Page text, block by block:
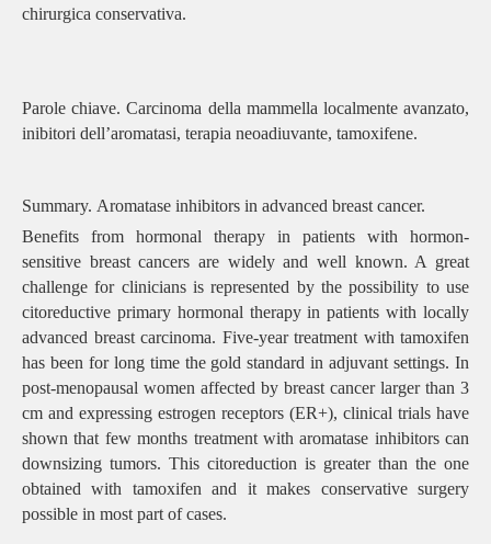
chirurgica conservativa.
Parole chiave. Carcinoma della mammella localmente avanzato,
inibitori dell’aromatasi, terapia neoadiuvante, tamoxifene.
Summary. Aromatase inhibitors in advanced breast cancer.
Benefits from hormonal therapy in patients with hormon-
sensitive breast cancers are widely and well known. A great
challenge for clinicians is represented by the possibility to use
citoreductive primary hormonal therapy in patients with locally
advanced breast carcinoma. Five-year treatment with tamoxifen
has been for long time the gold standard in adjuvant settings. In
post-menopausal women affected by breast cancer larger than 3
cm and expressing estrogen receptors (ER+), clinical trials have
shown that few months treatment with aromatase inhibitors can
downsizing tumors. This citoreduction is greater than the one
obtained with tamoxifen and it makes conservative surgery
possible in most part of cases.